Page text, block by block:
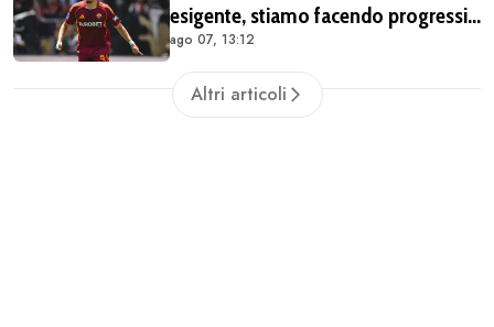
esigente, stiamo facendo progressi.
Pellegrini merita il meglio"
ago 07, 13:12
Altri articoli